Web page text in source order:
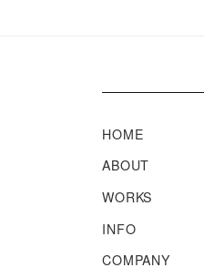
HOME
ABOUT
WORKS
INFO
COMPANY